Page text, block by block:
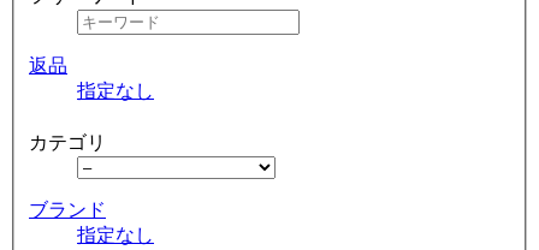
返品
指定なし
カテゴリ
ブランド
指定なし